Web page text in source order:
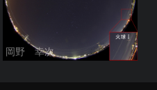
岡野 幸次